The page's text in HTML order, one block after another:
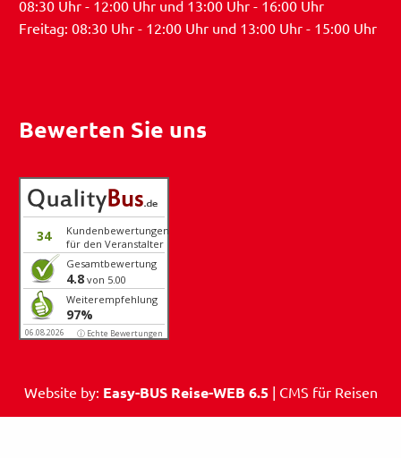
08:30 Uhr - 12:00 Uhr und 13:00 Uhr - 16:00 Uhr
Freitag: 08:30 Uhr - 12:00 Uhr und 13:00 Uhr - 15:00 Uhr
Bewerten Sie uns
34
Kundenbewertungen
für den Veranstalter
Gesamtbewertung
4.8 von 5.00
Weiterempfehlung
97%
06.08.2026 ⓘ Echte Bewertungen
Website by: Easy-BUS Reise-WEB 6.5| CMS für Reisen